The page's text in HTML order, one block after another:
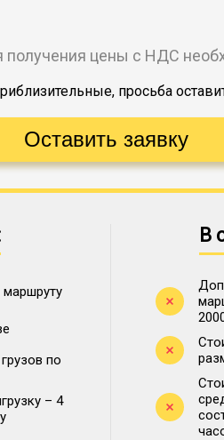
цены с НДС
просьба
маршруту
по
– 4
В